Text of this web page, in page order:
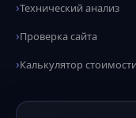
Технический анализ
Проверка сайта
Калькулятор стоимости